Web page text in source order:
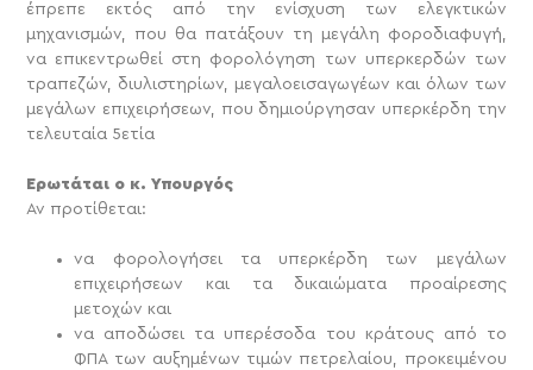
έπρεπε εκτός από την ενίσχυση των ελεγκτικών
μηχανισμών, που θα πατάξουν τη μεγάλη φοροδιαφυγή,
να επικεντρωθεί στη φορολόγηση των υπερκερδών των
τραπεζών, διυλιστηρίων, μεγαλοεισαγωγέων και όλων των
μεγάλων επιχειρήσεων, που δημιούργησαν υπερκέρδη την
τελευταία 5ετία
Ερωτάται ο κ. Υπουργός
Αν προτίθεται:
να φορολογήσει τα υπερκέρδη των μεγάλων
επιχειρήσεων και τα δικαιώματα προαίρεσης
μετοχών και
να αποδώσει τα υπερέσοδα του κράτους από το
ΦΠΑ των αυξημένων τιμών πετρελαίου, προκειμένου